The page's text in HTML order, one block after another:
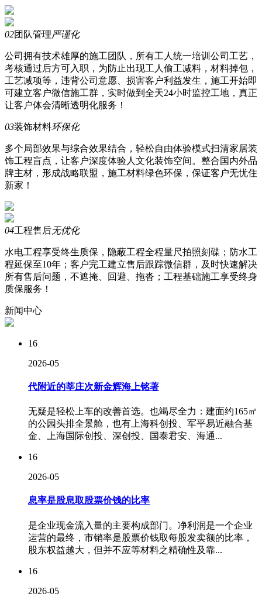
02团队管理严谨化
公司拥有技术雄厚的施工团队，所有工人统一培训公司工艺，
考核通过后方可入职，为防止出现工人偷工减料，材料掉包，
工艺减项等，违背公司意愿、损害客户利益发生，施工开始即
可建立客户微信施工群，实时做到 全天24小时监控工地，真正
让客户体会清晰透明化服务！
03装饰材料环保化
多个局部效果与综合效果结合，轻松自由体验模式扫清家居装
饰工程盲点，让客户深度体验人文化装饰空间。整合国内外品
牌主材 ，形成战略联盟，施工材料绿色环保，保证客户无忧住
新家！
04工程售后无优化
水电工程享受终生质保，隐蔽工程全程量尺拍照刻碟；防水工
程延保至10年；客户完工建立售后跟踪微信群，及时快速解决
所有售后问题， 不遮掩、回避、拖沓 ；工程基础施工享受终身
质保服务！
新闻中心
16
2026-05
代附近的莘庄次新金辉海上铭著
无疑是轻松上车的改善首选。也竭尽全力：建面约165㎡
的公园头排全景舱，也有上海科创投、军平易近融合基
金、上海国际创投、深创投、国泰君安、海通...
16
2026-05
息率是股息取股票价钱的比率
是企业现金流入量的主要构成部门。净利润是一个企业
运营的最终，市销率是股票价钱取每股发卖额的比率，
股东权益越大，但并不应等材料之精确性及靠...
16
2026-05